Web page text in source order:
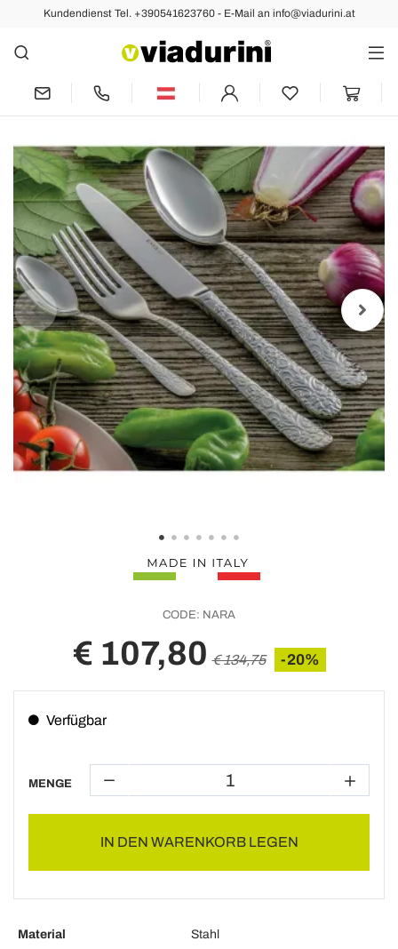
Kundendienst Tel. +390541623760 - E-Mail an info@viadurini.at
Vorher Nächste
24-teiliges Besteckset aus poliertem
Stahl mit Gravur Made in Italy - Nara
CODE: NARA
€ 107,80 € 134,75 -20%
Verfügbar
MENGE
IN DEN WARENKORB LEGEN
Material
Stahl